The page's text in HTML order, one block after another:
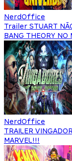
NerdOffice
Trailer STUART
BANG THEORY NO
NerdOffice
TRAILER
MARVEL!!!